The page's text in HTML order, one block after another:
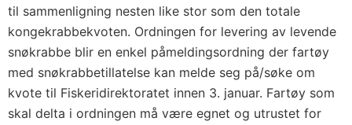
til sammenligning nesten like stor som den totale
kongekrabbekvoten. Ordningen for levering av levende
snøkrabbe blir en enkel påmeldingsordning der fartøy
med snøkrabbetillatelse kan melde seg på/søke om
kvote til Fiskeridirektoratet innen 3. januar. Fartøy som
skal delta i ordningen må være egnet og utrustet for